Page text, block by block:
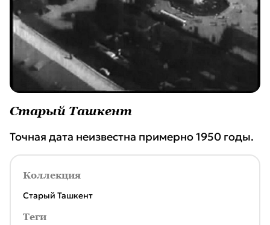
Старый Ташкент
Точная дата неизвестна примерно 1950 годы.
Коллекция
Старый Ташкент
Теги